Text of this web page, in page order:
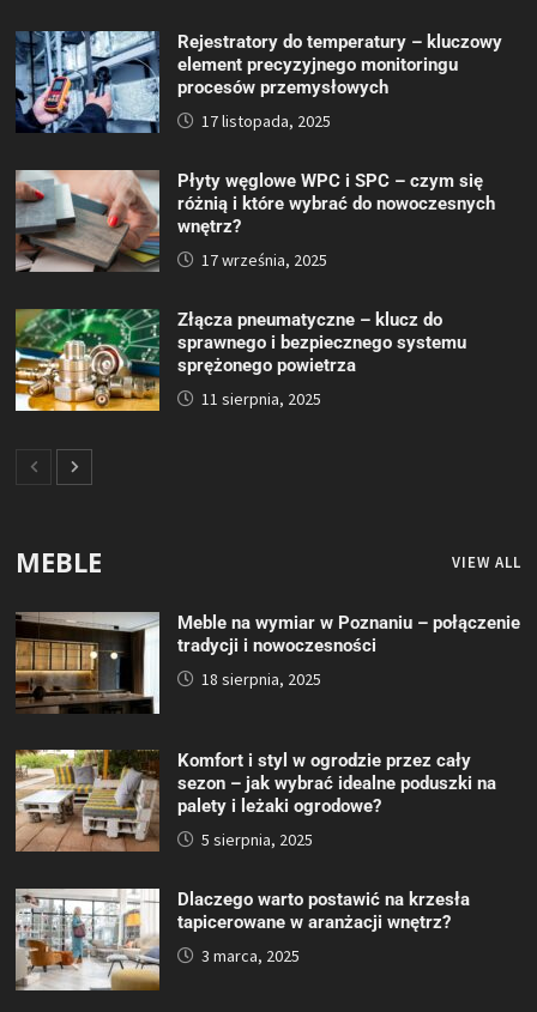
Rejestratory do temperatury – kluczowy
element precyzyjnego monitoringu
procesów przemysłowych
17 listopada, 2025
Płyty węglowe WPC i SPC – czym się
różnią i które wybrać do nowoczesnych
wnętrz?
17 września, 2025
Złącza pneumatyczne – klucz do
sprawnego i bezpiecznego systemu
sprężonego powietrza
11 sierpnia, 2025
MEBLE VIEW ALL
Meble na wymiar w Poznaniu – połączenie
tradycji i nowoczesności
18 sierpnia, 2025
Komfort i styl w ogrodzie przez cały
sezon – jak wybrać idealne poduszki na
palety i leżaki ogrodowe?
5 sierpnia, 2025
Dlaczego warto postawić na krzesła
tapicerowane w aranżacji wnętrz?
3 marca, 2025